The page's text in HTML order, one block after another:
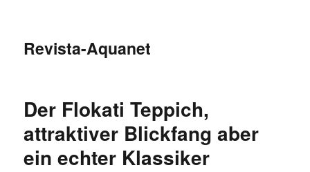
Revista-Aquanet
Der Flokati Teppich,
attraktiver Blickfang aber
ein echter Klassiker